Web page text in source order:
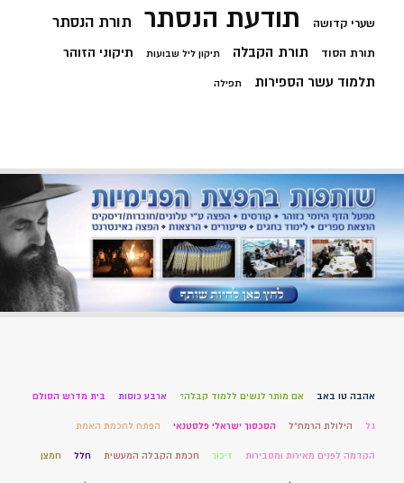
שערי קדושה תודעת הנסתר תורת הנסתר
תורת הסוד תורת הקבלה תיקון ליל שבועות תיקוני הזוהר
תלמוד עשר הספירות תפילה
אהבה טו באב אם מותר לנשים ללמוד קבלה? ארבע כוסות בית מדרש הסולם
גל הילולת הרמח"ל הסכסוך ישראלי פלסטנאי הפתח לחכמת האמת
הקדמה לפנים מאירות ומסבירות זיכוך חכמת הקבלה המעשית חלל חמצן